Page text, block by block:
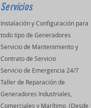
Servicios
Instalación y Configuración para
todo tipo de Generadores
Servicio de Mantenimiento y
Contrato de Servicio
Servicio de Emergencia 24/7
Taller de Reparación de
Generadores Industriales,
Comerciales y Marítimo (Desde